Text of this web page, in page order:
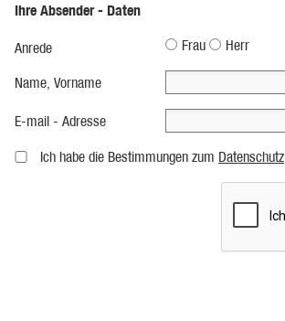
Ihre Absender - Daten
Anrede Frau Herr
Name, Vorname
E-mail - Adresse
Ich habe die Bestimmungen zum Datenschutz